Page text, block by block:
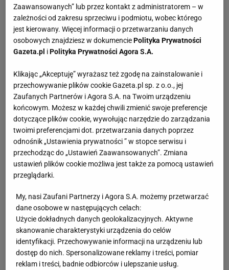
Zaawansowanych” lub przez kontakt z administratorem – w
zależności od zakresu sprzeciwu i podmiotu, wobec którego
jest kierowany. Więcej informacji o przetwarzaniu danych
osobowych znajdziesz w dokumenciePolityka Prywatności
Gazeta.pl iPolityka Prywatności Agora S.A.
Klikając „Akceptuję” wyrażasz też zgodę na zainstalowanie i
przechowywanie plików cookie Gazeta.pl sp. z o.o., jej
Zaufanych Partnerów i Agora S.A. na Twoim urządzeniu
końcowym. Możesz w każdej chwili zmienić swoje preferencje
dotyczące plików cookie, wywołując narzędzie do zarządzania
twoimi preferencjami dot. przetwarzania danych poprzez
odnośnik „Ustawienia prywatności ” w stopce serwisu i
przechodząc do „Ustawień Zaawansowanych”. Zmiana
ustawień plików cookie możliwa jest także za pomocą ustawień
przeglądarki.
My, nasi Zaufani Partnerzy i Agora S.A. możemy przetwarzać
dane osobowe w następujących celach:
Użycie dokładnych danych geolokalizacyjnych. Aktywne
skanowanie charakterystyki urządzenia do celów
identyfikacji. Przechowywanie informacji na urządzeniu lub
dostęp do nich. Spersonalizowane reklamy i treści, pomiar
reklam i treści, badnie odbiorców i ulepszanie usług.